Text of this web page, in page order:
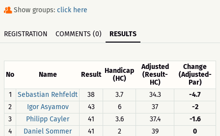
Show groups: click here
REGISTRATION COMMENTS (0) RESULTS
No Name Result Handicap
(HC)
Adjusted
(Result-
HC)
Change
(Adjusted-
Par)
1
Sebastian Rehfeldt 38 3.7 34.3
-4.7
2
Igor Asyamov 43 6 37
-2
3
Philipp Cayler 41 3.6 37.4
-1.6
4
Daniel Sommer 41 2 39
0